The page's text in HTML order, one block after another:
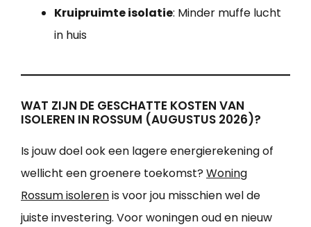
Kruipruimte isolatie: Minder muffe lucht
in huis
WAT ZIJN DE GESCHATTE KOSTEN VAN
ISOLEREN IN ROSSUM (AUGUSTUS 2026)?
Is jouw doel ook een lagere energierekening of
wellicht een groenere toekomst? Woning
Rossum isolerenis voor jou misschien wel de
juiste investering. Voor woningen oud en nieuw